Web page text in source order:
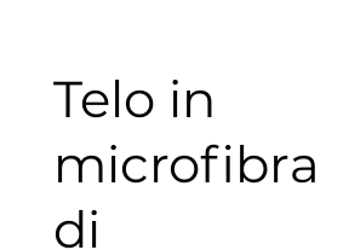
Telo in
microfibra
di